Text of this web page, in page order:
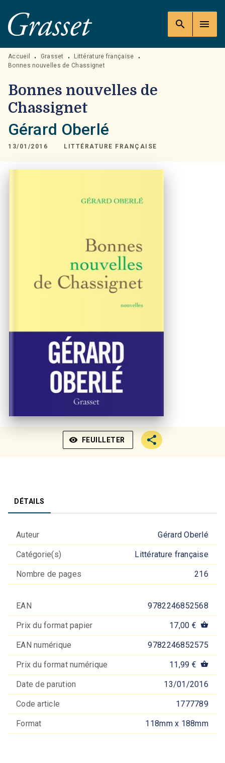
MENU RECHERCHE
PIED DE PAGE
search menu
Accueil • Grasset • Littérature française
•
Bonnes nouvelles de Chassignet
Bonnes nouvelles de
Chassignet
Gérard Oberlé
13/01/2016 LITTÉRATURE FRANÇAISE
visibility FEUILLETER
DÉTAILS
Auteur Gérard Oberlé
Catégorie(s) Littérature française
Nombre de pages 216
EAN 9782246852568
Prix du format papier 17,00 € shopping_basket
EAN numérique 9782246852575
Prix du format numérique 11,99 € shopping_basket
Date de parution 13/01/2016
Code article 1777789
Format 118mm x 188mm